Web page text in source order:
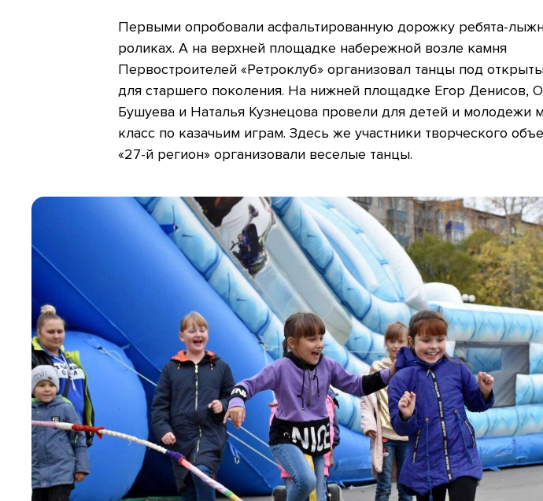
Первыми опробовали асфальтированную дорожку ребята-
роликах. А на верхней площадке набережной возле камня
Первостроителей «Ретроклуб» организовал танцы под
для старшего поколения. На нижней площадке Егор Денисов,
Бушуева и Наталья Кузнецова провели для детей и молодежи
класс по казачьим играм. Здесь же участники творческого
«27-й регион» организовали веселые танцы.